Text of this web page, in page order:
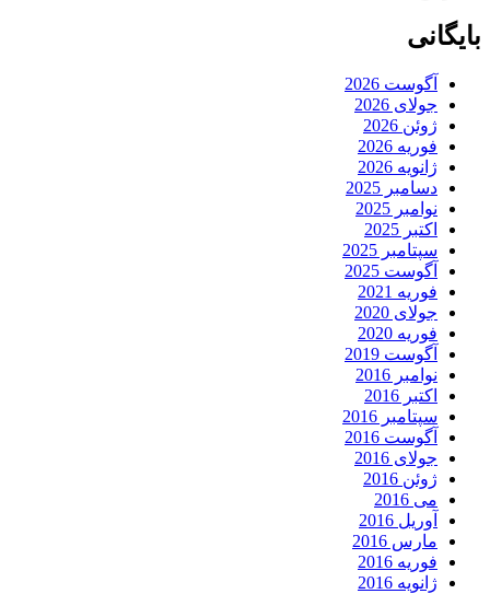
بایگانی
آگوست 2026
جولای 2026
ژوئن 2026
فوریه 2026
ژانویه 2026
دسامبر 2025
نوامبر 2025
اکتبر 2025
سپتامبر 2025
آگوست 2025
فوریه 2021
جولای 2020
فوریه 2020
آگوست 2019
نوامبر 2016
اکتبر 2016
سپتامبر 2016
آگوست 2016
جولای 2016
ژوئن 2016
می 2016
آوریل 2016
مارس 2016
فوریه 2016
ژانویه 2016